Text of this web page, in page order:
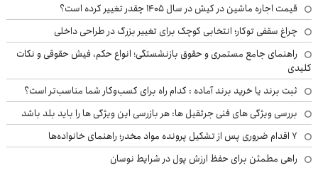
قیمت اجاره ماشین در کیش در سال ۱۴۰۵ چقدر تغییر کرده است؟
چراغ سقفی توکار؛ انتخابی کوچک برای تغییر بزرگ در طراحی داخلی
راهنمای جامع مستمری و حقوق بازنشستگی؛ انواع حکم، فیش حقوقی و نکات
کلیدی
ثبت برند یا خرید برند آماده : کدام راه برای کسب‌وکار شما مناسب‌تر است؟
بررسی ویژگی های فنی جرثقیل ها: هر بازرسی این ویژگی ها را باید بلد باشد
۷ اقدام ضروری پس از تشکیل پرونده مواد مخدر؛ راهنمای خانواده‌ها
راهی مطمئن برای حفظ ارزش پول در شرایط نوسان